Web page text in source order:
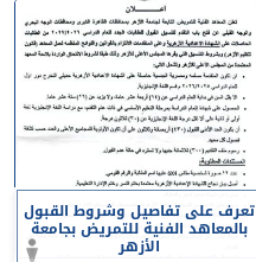
تعرف على تفاصيل وشروط القبول
بالمعاهد الفنية للتمريض بجامعة
الأزهر